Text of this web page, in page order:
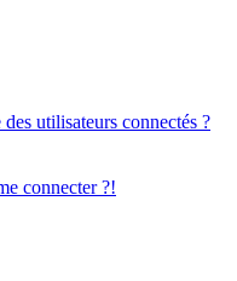
utilisateurs connectés ?
connecter ?!